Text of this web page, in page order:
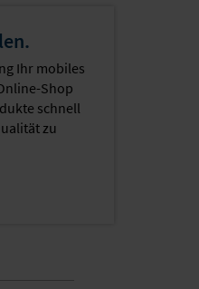
Ihr mobiles
Shop
schnell
zu